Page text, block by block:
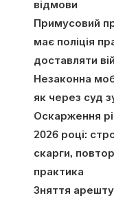
відмови
Примусовий
має поліція
доставляти
Незаконна
як через суд
Оскарження
2026 році:
скарги,
практика
Зняття